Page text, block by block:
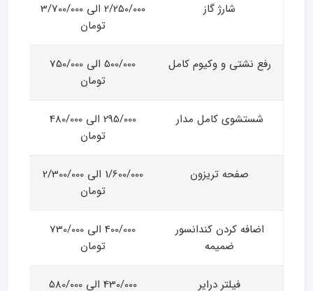
شارژ گاز
2/250/000 الی 3/700/000
تومان
رفع نشتی و وکیوم کامل
500/000 الی 750/000
تومان
شستشوی کامل مدار
295/000 الی 480/000
تومان
صفحه تریزون
1/600/000 الی 2/300/000
تومان
اضافه کردن کندانسور
ضمیمه
400/000 الی 730/000
تومان
فیلتر درایر 430/000 الی 580/000